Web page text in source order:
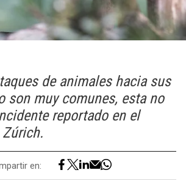
de animales hacia sus
son muy comunes, esta no
reportado en el
en: